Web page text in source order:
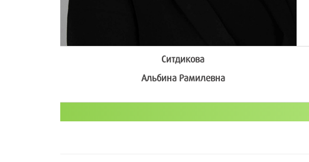
Cитдикова
Альбина Рамилевна